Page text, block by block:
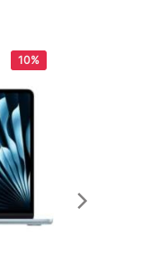
10%